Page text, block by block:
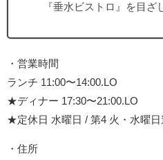
『垂水ビストロ』を目ざ
・営業時間
ランチ 11:00〜14:00.LO
★ディナー 17:30〜21:00.LO
★定休日 水曜日 / 第4 火・水曜日
・住所